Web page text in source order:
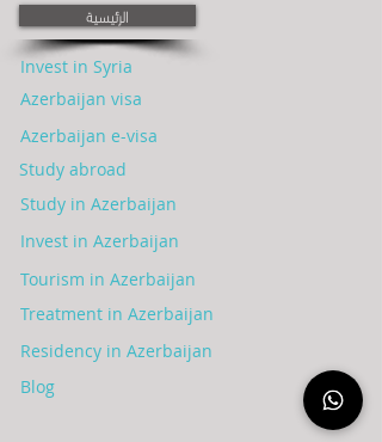
الرئيسية
Invest in Syria
Azerbaijan visa
Azerbaijan e-visa
Study abroad
Study in Azerbaijan
Invest in Azerbaijan
Tourism in Azerbaijan
Treatment in Azerbaijan
Residency in Azerbaijan
Blog